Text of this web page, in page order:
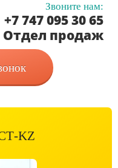
Звоните нам:
+7 747 095 30 65
Отдел продаж
KZ